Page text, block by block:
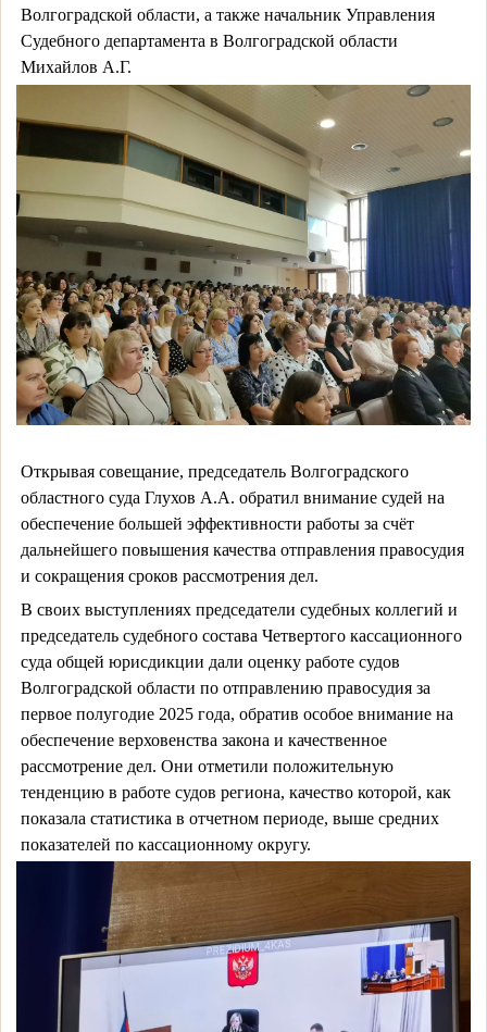
Волгоградской области, а также начальник Управления
Судебного департамента в Волгоградской области
Михайлов А.Г.
Открывая совещание, председатель Волгоградского
областного суда Глухов А.А. обратил внимание судей на
обеспечение большей эффективности работы за счёт
дальнейшего повышения качества отправления правосудия
и сокращения сроков рассмотрения дел.
В своих выступлениях председатели судебных коллегий и
председатель судебного состава Четвертого кассационного
суда общей юрисдикции дали оценку работе судов
Волгоградской области по отправлению правосудия за
первое полугодие 2025 года, обратив особое внимание на
обеспечение верховенства закона и качественное
рассмотрение дел. Они отметили положительную
тенденцию в работе судов региона, качество которой, как
показала статистика в отчетном периоде, выше средних
показателей по кассационному округу.